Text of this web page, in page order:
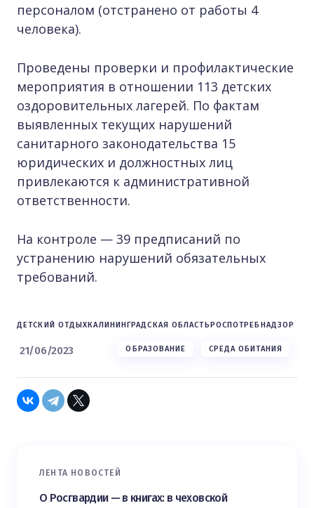
персоналом (отстранено от работы 4
человека).
Проведены проверки и профилактические
мероприятия в отношении 113 детских
оздоровительных лагерей. По фактам
выявленных текущих нарушений
санитарного законодательства 15
юридических и должностных лиц
привлекаются к административной
ответственности.
На контроле — 39 предписаний по
устранению нарушений обязательных
требований.
ДЕТСКИЙ ОТДЫХКАЛИНИНГРАДСКАЯ ОБЛАСТЬРОСПОТРЕБНАДЗОР
21/06/2023 ОБРАЗОВАНИЕ СРЕДА ОБИТАНИЯ
ЛЕНТА НОВОСТЕЙ
О Росгвардии — в книгах: в чеховской